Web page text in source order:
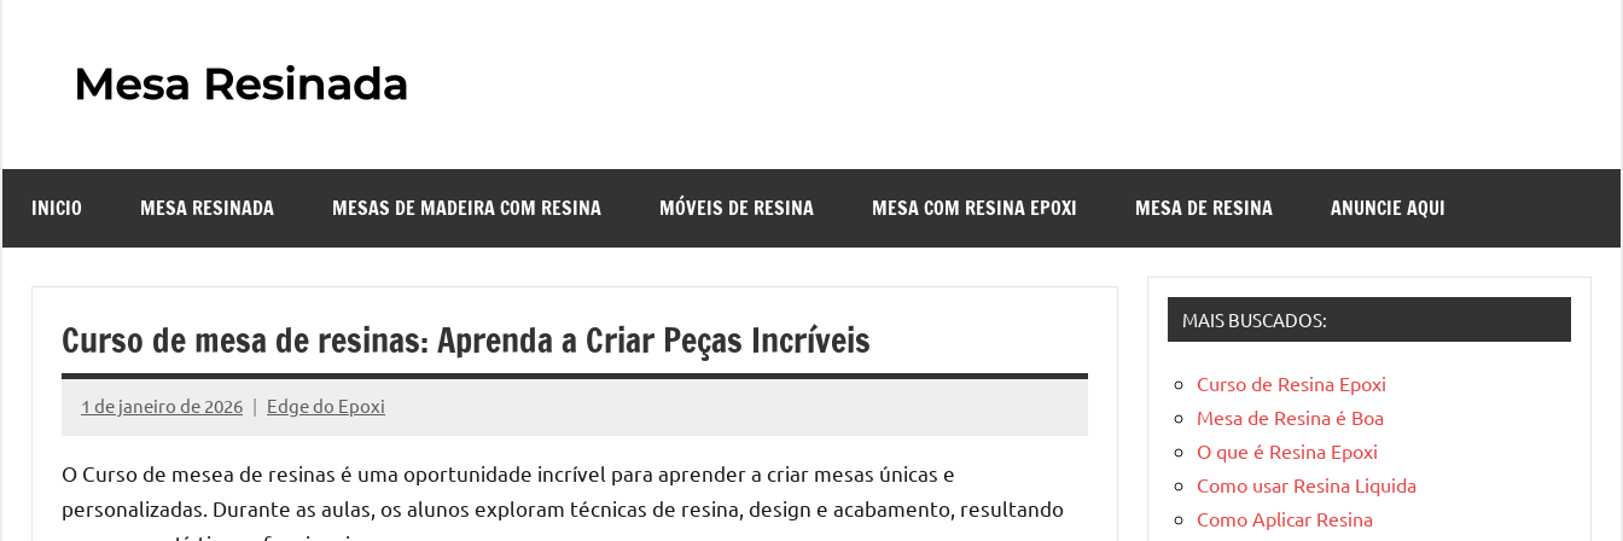
Resinada
–
Como
Fazer
uma
Mesa
resinadas,
a
elegância
se
encontra
INICIO MESA RESINADA MESAS DE MADEIRA COM RESINA MÓVEIS DE RESINA MESA COM RESINA EPOXI MESA DE RESINA ANUNCIE AQUI
Curso de mesa de resinas: Aprenda a Criar Peças Incríveis
1 de janeiro de 2026 Edge do Epoxi
Nenhum
O Curso de mesea de resinas é uma oportunidade incrível para aprender a criar mesas únicas e
personalizadas. Durante as aulas, os alunos exploram técnicas de resina, design e acabamento, resultando
MAIS BUSCADOS:
Curso de Resina Epoxi
Mesa de Resina é Boa
O que é Resina Epoxi
Como usar Resina Liquida
Como Aplicar Resina